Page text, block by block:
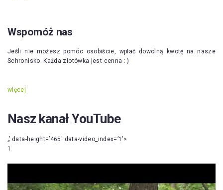
Wspomóż nas
Jeśli nie możesz pomóc osobiście, wpłać dowolną kwotę na nasze
Schronisko. Każda złotówka jest cenna : )
więcej
Nasz kanał YouTube
„’ data-height=’465′ data-video_index=’1’>
1